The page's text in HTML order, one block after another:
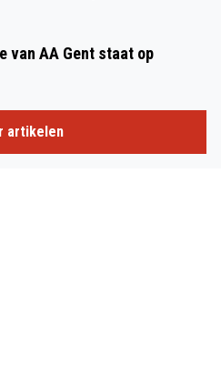
van AA Gent staat op
artikelen